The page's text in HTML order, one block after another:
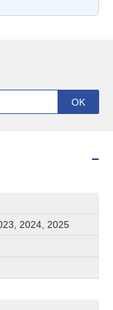
2024, 2025